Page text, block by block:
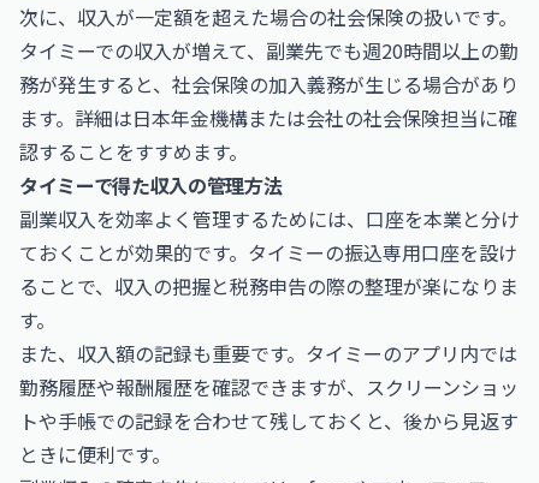
次に、収入が一定額を超えた場合の社会保険の扱いです。
タイミーでの収入が増えて、副業先でも週20時間以上の勤
務が発生すると、社会保険の加入義務が生じる場合があり
ます。詳細は日本年金機構または会社の社会保険担当に確
認することをすすめます。
タイミーで得た収入の管理方法
副業収入を効率よく管理するためには、口座を本業と分け
ておくことが効果的です。タイミーの振込専用口座を設け
ることで、収入の把握と税務申告の際の整理が楽になりま
す。
また、収入額の記録も重要です。タイミーのアプリ内では
勤務履歴や報酬履歴を確認できますが、スクリーンショッ
トや手帳での記録を合わせて残しておくと、後から見返す
ときに便利です。